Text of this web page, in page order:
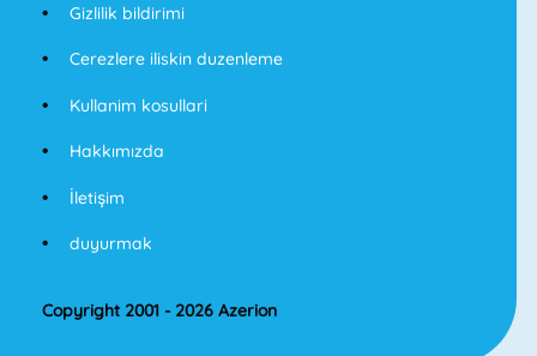
Gizlilik bildirimi
Cerezlere iliskin duzenleme
Kullanim kosullari
Hakkımızda
İletişim
duyurmak
Copyright 2001 - 2026 Azerion